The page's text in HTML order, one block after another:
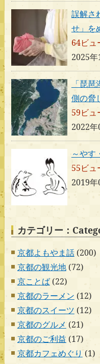
誤解さ
せ」を
64ビュ
2025
「琵
側の脅
59ビュ
2022
～やす
55ビュ
2019
カテゴリー：
京都よもやま話(200)
京都の観光地(72)
京ことば(22)
京都のラーメン (12)
京都のスイーツ (12)
京都のグルメ (21)
京都のご利益 (17)
京都カフェめぐり (1)